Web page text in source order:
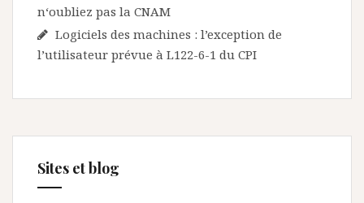
n‘oubliez pas la CNAM
Logiciels des machines : l’exception de
l’utilisateur prévue à L122-6-1 du CPI
Sites et blog